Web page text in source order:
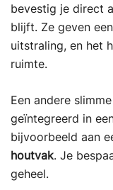
bevestig je direct
blijft. Ze geven
uitstraling, en het
ruimte.
Een andere
geïntegreerd in
bijvoorbeeld aan
houtvak. Je
geheel.